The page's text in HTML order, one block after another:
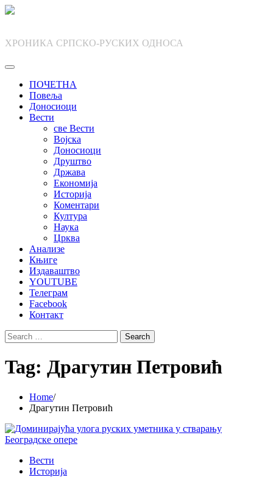
Skip
ХРОНИКА СРПСКО-РУСКИХ ОДНОСА
ПОЧЕТНА
Повеља
Доносиоци
Вести
све Вести
Војска
Доносиоци
Друштво
Држава
Економија
Историја
Коментари
Култура
Наука
Црква
Анализе
Књиге
Издаваштво
YOUTUBE
Телеграм
Facebook
Контакт
Search
for:
Tag: Драгутин Петровић
Home
Драгутин Петровић
Вести
Историја